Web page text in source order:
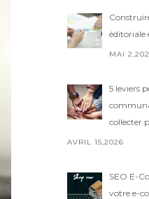
éditoriale
MAI
5 leviers
collecter
AVRIL 15,2026
SEO E-
votre e-